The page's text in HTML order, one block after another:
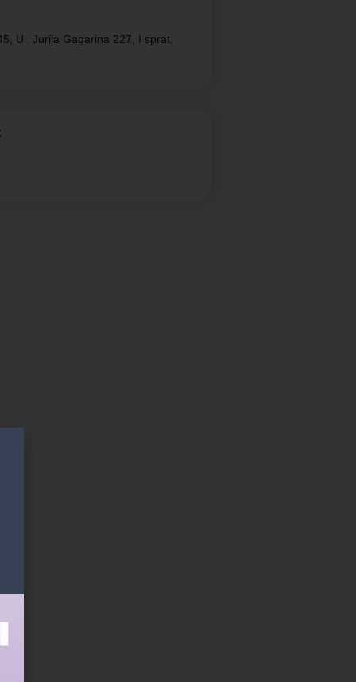
Ul. Jurija Gagarina 227, I sprat,